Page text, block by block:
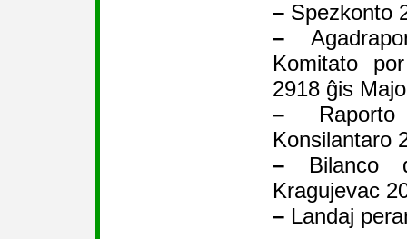
– Spezkonto
–
Komitato
2918 ĝis
–
Konsilantaro
– Bilanco
Kragujevac
– Landaj